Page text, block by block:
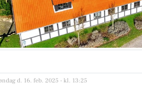
d. 16. feb. 2025 - kl. 13:25